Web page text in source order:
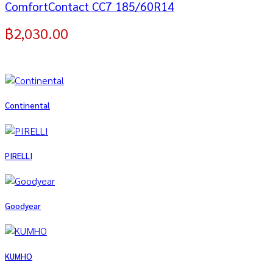
ComfortContact CC7 185/60R14
฿2,030.00
Continental
PIRELLI
Goodyear
KUMHO